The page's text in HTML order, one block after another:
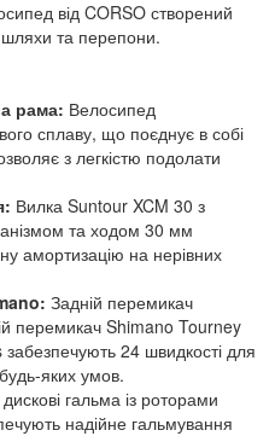
від CORSO створений
та перепони.
рама: Велосипед
сплаву, що поєднує в собі
з легкістю подолати
Вилка Suntour XCM 30 з
та ходом 30 мм
амортизацію на нерівних
Задній перемикач
перемикач Shimano Tourney
24 швидкості для
яких умов.
гальма із роторами
надійне гальмування